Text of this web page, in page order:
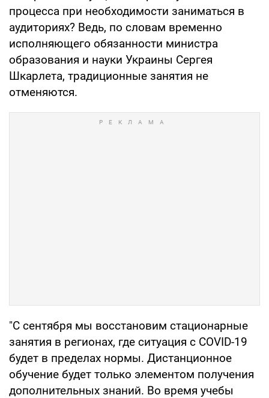
процесса при необходимости заниматься в
аудиториях? Ведь, по словам временно
исполняющего обязанности министра
образования и науки Украины Сергея
Шкарлета, традиционные занятия не
отменяются.
"С сентября мы восстановим стационарные
занятия в регионах, где ситуация с COVID-19
будет в пределах нормы. Дистанционное
обучение будет только элементом получения
дополнительных знаний. Во время учебы